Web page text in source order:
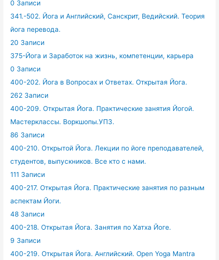
0 Записи
341.-502. Йога и Английский, Санскрит, Ведийский. Теория
йога перевода.
20 Записи
375-Йога и Заработок на жизнь, компетенции, карьера
0 Записи
400-202. Йога в Вопросах и Ответах. Открытая Йога.
262 Записи
400-209. Открытая Йога. Практические занятия Йогой.
Мастерклассы. Воркшопы.УПЗ.
86 Записи
400-210. Открытой Йога. Лекции по йоге преподавателей,
студентов, выпускников. Все кто с нами.
111 Записи
400-217. Открытая Йога. Практические занятия по разным
аспектам Йоги.
48 Записи
400-218. Открытая Йога. Занятия по Хатха Йоге.
9 Записи
400-219. Открытая Йога. Английский. Open Yoga Mantra